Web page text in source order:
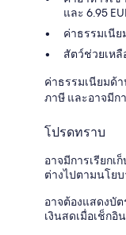
และ 6.95
ค่าธรรมเนีย
สัตว์ช่วยเหลื
ค่าธรรมเนียมด้
ภาษี และอาจมีก
โปรดทราบ
อาจมีการเรียกเ
ต่างไปตามนโย
อาจต้องแสดงบั
เงินสดเมื่อเช็ก